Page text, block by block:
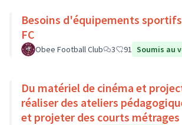
Besoins d'équipements
FC
Obee Football Club 3 91 Soumis au
Du matériel de cinéma et
réaliser des ateliers
et projeter des courts métrages